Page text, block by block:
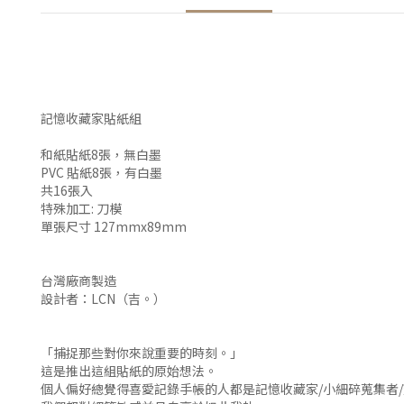
記憶收藏家貼紙組
和紙貼紙8張，無白墨
PVC 貼紙8張，有白墨
共16張入
特殊加工: 刀模
單張尺寸 127mmx89mm
台灣廠商製造
設計者：LCN（吉。）
「捕捉那些對你來說重要的時刻。」
這是推出這組貼紙的原始想法。
個人偏好總覺得喜愛記錄手帳的人都是記憶收藏家/小細碎蒐集者/